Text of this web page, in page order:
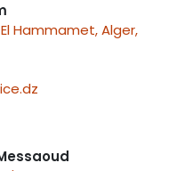
Hammamet, Alger,